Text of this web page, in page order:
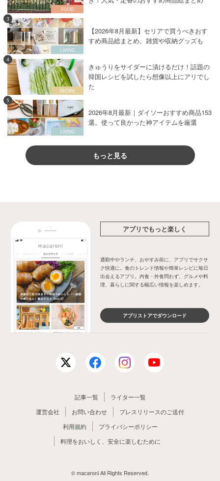
3
【2026年8月最新】セリアで買うべきおす
すめ商品総まとめ。雑貨や収納グッズも
4
きゅうりをサイダーに漬けるだけ！話題の
韓国レシピを試したら想像以上にアリでし
た
5
2026年8月最新｜ダイソーおすすめ商品153
選。使って良かった神アイテムを厳選
もっと見る
アプリでもっと楽しく
通勤中やランチ、おやすみ前に、アプリでサクサ
ク快適に。食のトレンド情報や簡単レシピに毎日
出会えるアプリ。内食・外食問わず、グルメや料
理、暮らしに関する幅広い情報を楽しめます。
アプリストアでダウンロード
記事一覧
ライター一覧
運営会社
お問い合わせ
プレスリリースのご送付
利用規約
プライバシーポリシー
料理をおいしく、安全に楽しむために
© macaroni All Rights Reserved.